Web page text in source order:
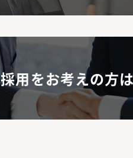
採用をお考えの方